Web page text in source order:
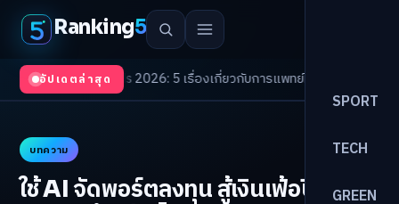
Ranking5
SPORT
TECH
GREEN
อัปเดตล่าสุด
Trends 2026: 5 เรื่องเกี่ยวกับการแพทย์ที่ควรรู้/ดอกเบี้ยขาขึ้นรอบใหม่!
บทความ
ใช้ AI จัดพอร์ตลงทุน สู้เงินเฟ้อปี